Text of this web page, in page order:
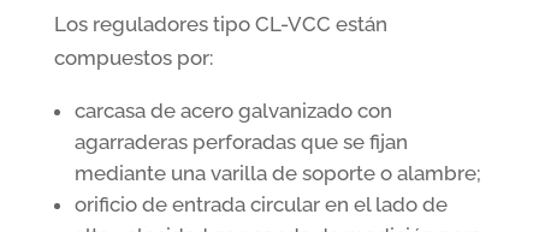
Los reguladores tipo CL-VCC están
compuestos por:
carcasa de acero galvanizado con
agarraderas perforadas que se fijan
mediante una varilla de soporte o alambre;
orificio de entrada circular en el lado de